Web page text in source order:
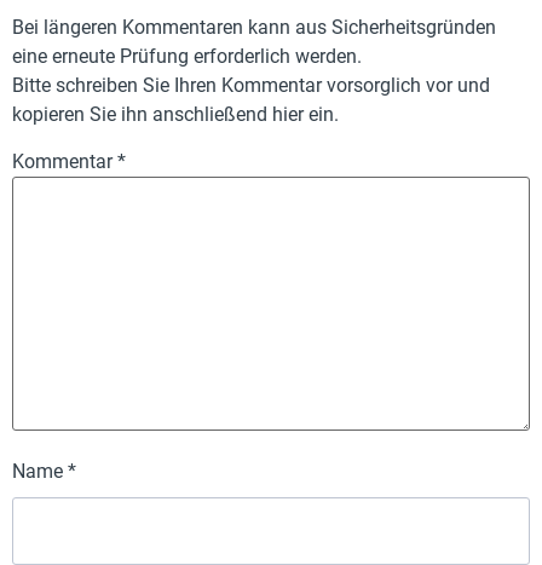
Bei längeren Kommentaren kann aus Sicherheitsgründen
eine erneute Prüfung erforderlich werden.
Bitte schreiben Sie Ihren Kommentar vorsorglich vor und
kopieren Sie ihn anschließend hier ein.
Kommentar*
Name *